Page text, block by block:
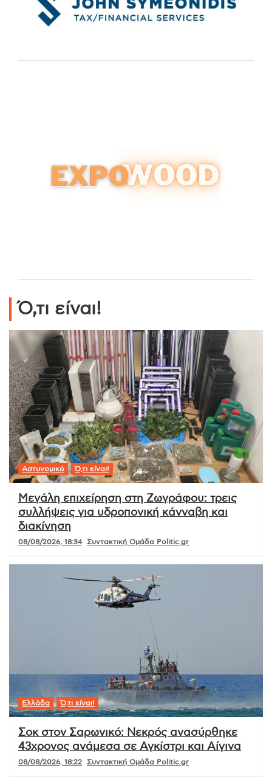
Ό,τι είναι!
Αστυνομικό Ό,τι είναι!
Μεγάλη επιχείρηση στη Ζωγράφου: τρεις
συλλήψεις για υδροπονική κάνναβη και
διακίνηση
08/08/2026, 18:34 Συντακτική Ομάδα Politic.gr
Ελλάδα Ό,τι είναι!
Σοκ στον Σαρωνικό: Νεκρός ανασύρθηκε
43χρονος ανάμεσα σε Αγκίστρι και Αίγινα
08/08/2026, 18:22 Συντακτική Ομάδα Politic.gr